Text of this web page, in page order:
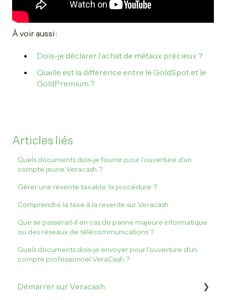
À voir aussi :
Dois-je déclarer l’achat de métaux précieux ?
Quelle est la différence entre le GoldSpot et le
GoldPremium ?
Articles liés
Quels documents dois-je fournir pour l’ouverture d’un
compte jeune Veracash ?
Gérer une revente taxable, la procédure ?
Comprendre la taxe à la revente sur Veracash
Que se passerait-il en cas de panne majeure informatique
ou des réseaux de télécommunications ?
Quels documents dois-je envoyer pour l'ouverture d'un
compte professionnel VeraCash ?
Démarrer sur Veracash